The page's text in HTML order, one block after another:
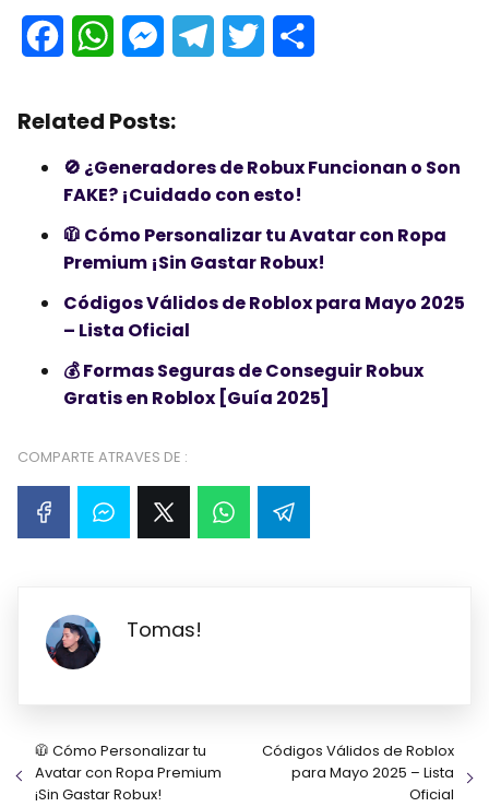
c
e
b
o
k
W
a
t
s
A
p
s
s
e
n
e
r
e
g
r
t
t
e
p
r
r
Related Posts:
🚫 ¿Generadores de Robux Funcionan o Son
FAKE? ¡Cuidado con esto!
🧥 Cómo Personalizar tu Avatar con Ropa
Premium ¡Sin Gastar Robux!
Códigos Válidos de Roblox para Mayo 2025
– Lista Oficial
💰 Formas Seguras de Conseguir Robux
Gratis en Roblox [Guía 2025]
COMPARTE ATRAVES DE :
Tomas!
🧥 Cómo Personalizar tu
Avatar con Ropa Premium
¡Sin Gastar Robux!
Códigos Válidos de Roblox
para Mayo 2025 – Lista
Oficial